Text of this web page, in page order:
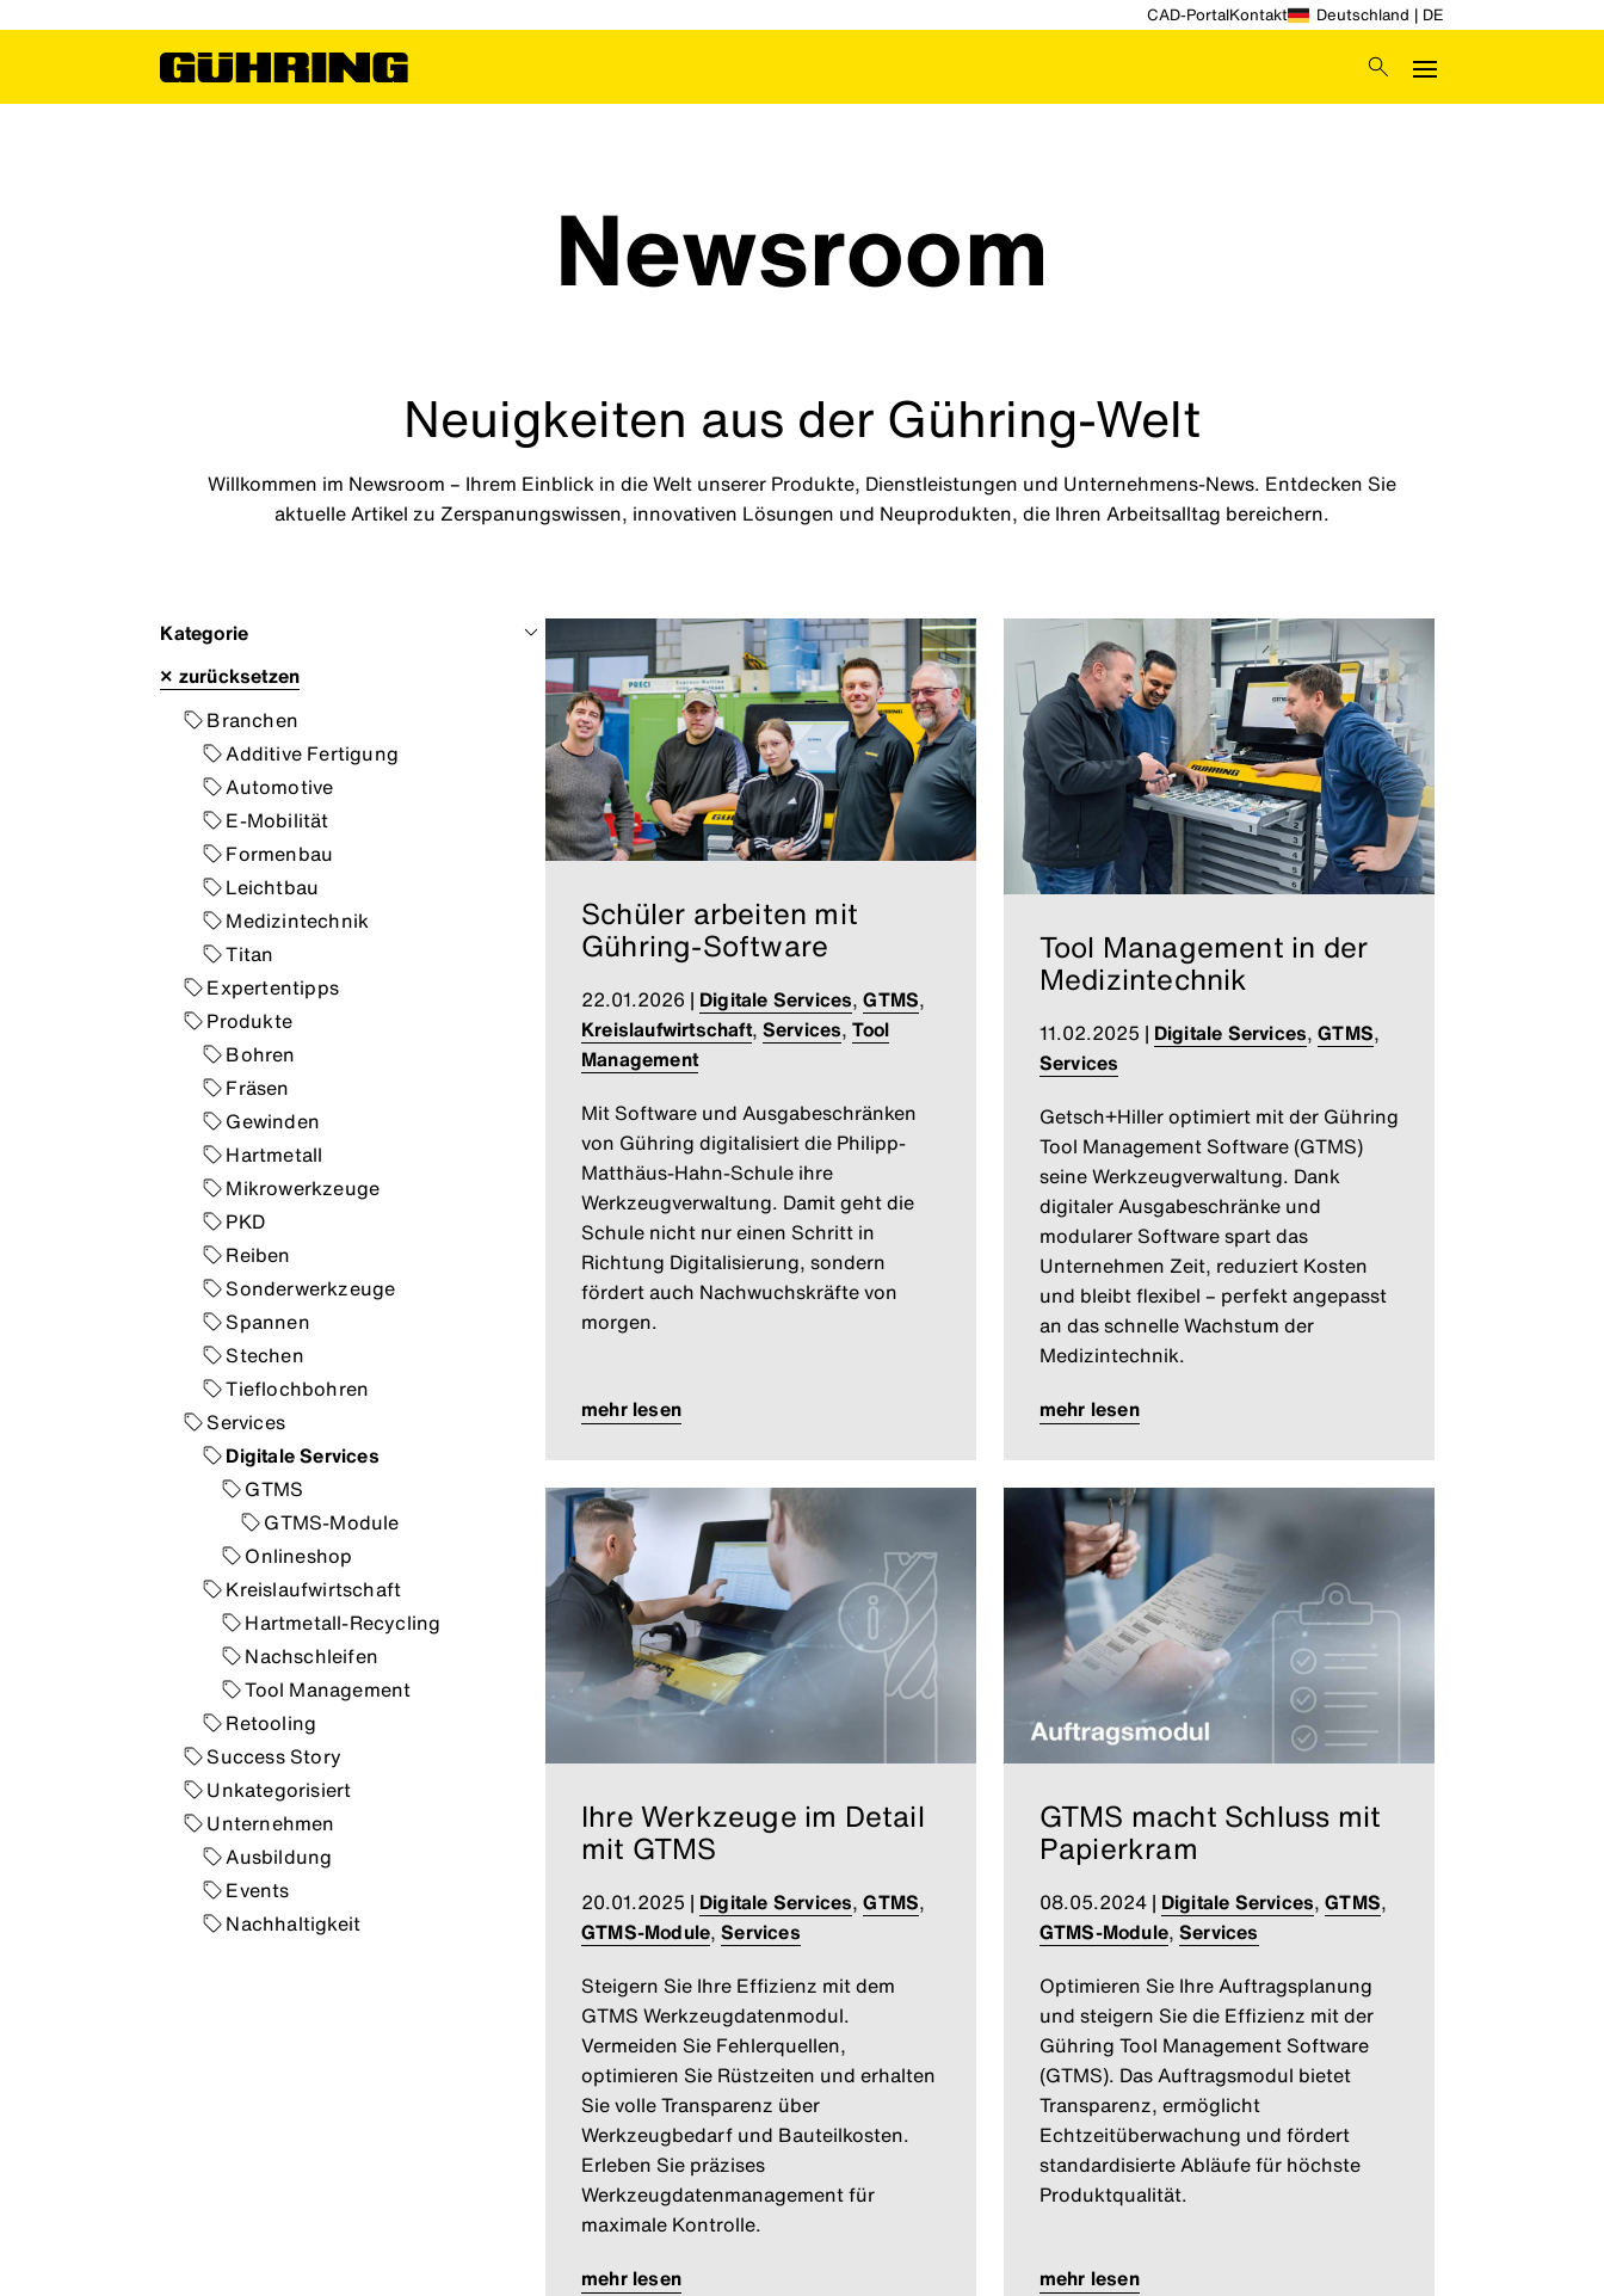
CAD-PortalKontakt Deutschland | DE
Newsroom
Neuigkeiten aus der Gühring-Welt
Willkommen im Newsroom – Ihrem Einblick in die Welt unserer Produkte, Dienstleistungen und Unternehmens-News. Entdecken Sie
aktuelle Artikel zu Zerspanungswissen, innovativen Lösungen und Neuprodukten, die Ihren Arbeitsalltag bereichern.
Kategorie
× zurücksetzen
Branchen
Additive Fertigung
Automotive
E-Mobilität
Formenbau
Leichtbau
Medizintechnik
Titan
Expertentipps
Produkte
Bohren
Fräsen
Gewinden
Hartmetall
Mikrowerkzeuge
PKD
Reiben
Sonderwerkzeuge
Spannen
Stechen
Tieflochbohren
Services
Digitale Services
GTMS
GTMS-Module
Onlineshop
Kreislaufwirtschaft
Hartmetall-Recycling
Nachschleifen
Tool Management
Retooling
Success Story
Unkategorisiert
Unternehmen
Ausbildung
Events
Nachhaltigkeit
Schüler arbeiten mit
Gühring-Software
22.01.2026 | Digitale Services,GTMS,
Kreislaufwirtschaft, Services,Tool
Management
Mit Software und Ausgabeschränken
von Gühring digitalisiert die Philipp-
Matthäus-Hahn-Schule ihre
Werkzeugverwaltung. Damit geht die
Schule nicht nur einen Schritt in
Richtung Digitalisierung, sondern
fördert auch Nachwuchskräfte von
morgen.
mehr lesen
Tool Management in der
Medizintechnik
11.02.2025 | Digitale Services,GTMS,
Services
Getsch+Hiller optimiert mit der Gühring
Tool Management Software (GTMS)
seine Werkzeugverwaltung. Dank
digitaler Ausgabeschränke und
modularer Software spart das
Unternehmen Zeit, reduziert Kosten
und bleibt flexibel – perfekt angepasst
an das schnelle Wachstum der
Medizintechnik.
mehr lesen
Ihre Werkzeuge im Detail
mit GTMS
20.01.2025 | Digitale Services,GTMS,
GTMS-Module,Services
Steigern Sie Ihre Effizienz mit dem
GTMS Werkzeugdatenmodul.
Vermeiden Sie Fehlerquellen,
optimieren Sie Rüstzeiten und erhalten
Sie volle Transparenz über
Werkzeugbedarf und Bauteilkosten.
Erleben Sie präzises
Werkzeugdatenmanagement für
maximale Kontrolle.
mehr lesen
GTMS macht Schluss mit
Papierkram
08.05.2024| Digitale Services,GTMS,
GTMS-Module, Services
Optimieren Sie Ihre Auftragsplanung
und steigern Sie die Effizienz mit der
Gühring Tool Management Software
(GTMS). Das Auftragsmodul bietet
Transparenz, ermöglicht
Echtzeitüberwachung und fördert
standardisierte Abläufe für höchste
Produktqualität.
mehr lesen